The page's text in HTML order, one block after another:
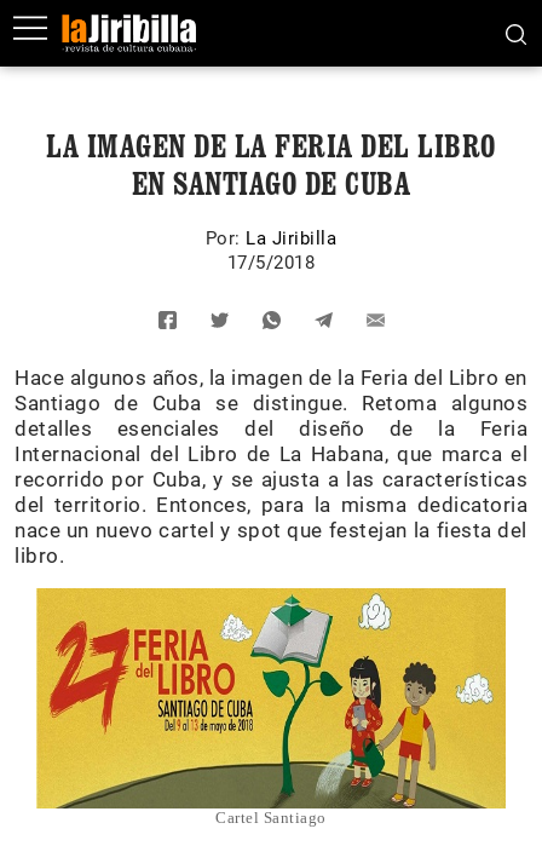
LA IMAGEN DE LA FERIA DEL LIBRO
EN SANTIAGO DE CUBA
Por: La Jiribilla
17/5/2018
Hace algunos años, la imagen de la Feria del Libro en
Santiago de Cuba se distingue. Retoma algunos
detalles esenciales del diseño de la Feria
Internacional del Libro de La Habana, que marca el
recorrido por Cuba, y se ajusta a las características
del territorio. Entonces, para la misma dedicatoria
nace un nuevo cartel y spot que festejan la fiesta del
libro.
Cartel Santiago